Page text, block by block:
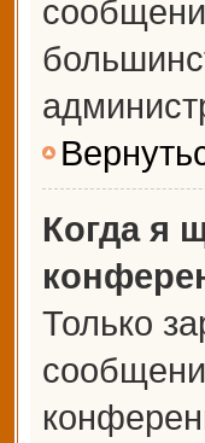
Когда я
Только